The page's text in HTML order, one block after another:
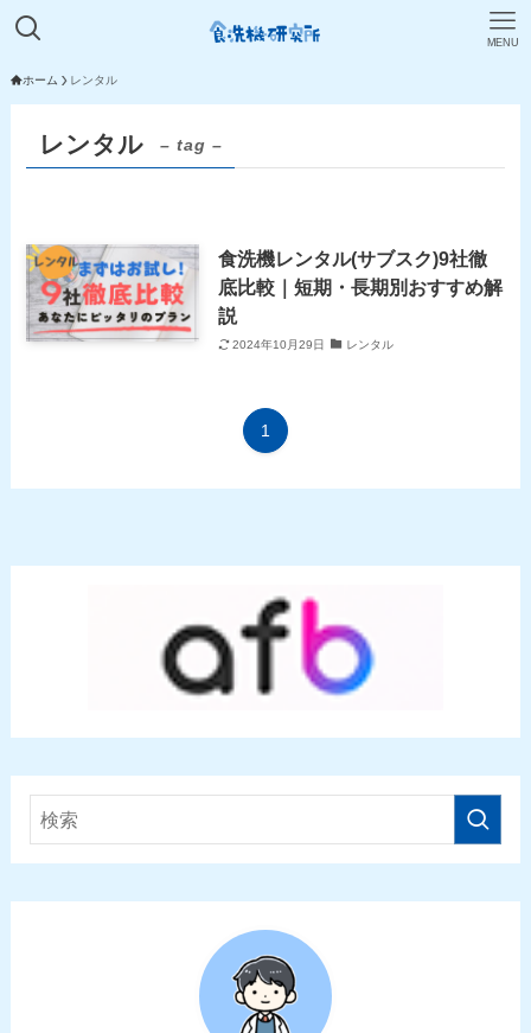
MENU
ホーム レンタル
レンタル – tag –
食洗機レンタル(サブスク)9社徹
底比較｜短期・長期別おすすめ解
説
2024年10月29日 レンタル
1